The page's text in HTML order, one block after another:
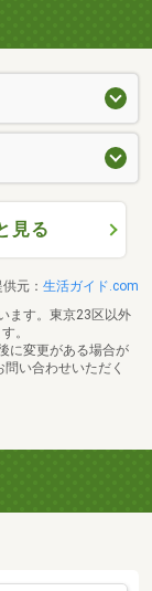
見る
元： 生活ガイド.com
ます。東京23区以外
。
に変更がある場合が
い合わせいただく